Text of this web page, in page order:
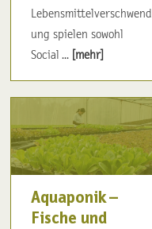
Lebensmittelverschwend
ung spielen sowohl
Social ... [mehr]
Aquaponik –
Fische und